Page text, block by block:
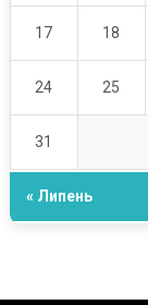
17 18
24 25
31
« Липень